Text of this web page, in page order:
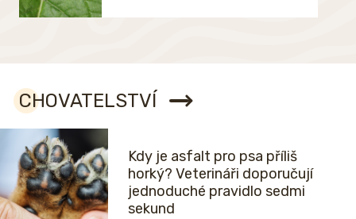
CHOVATELSTVÍ
Kdy je asfalt pro psa příliš
horký? Veterináři doporučují
jednoduché pravidlo sedmi
sekund